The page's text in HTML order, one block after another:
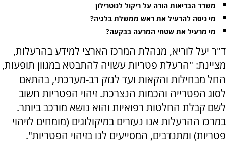
משרד הבריאות הורה על ריקול לנוטרילון
מי ניסה להרעיל את ראש ממשלת בלגיה?
מי מרעיל את שטחי המרעה בבקעה?
ד"ר יעל לוריא, מנהלת המרכז הארצי למידע בהרעלות,
מציינת: "הרעלת פטריות עשויה להתבטא במגוון תופעות,
החל מבחילות והקאות ועד לנזק רב-מערכתי, בהתאם
לסוג הפטרייה והכמות הנצרכת. זיהוי הפטריות חשוב
לשם קבלת החלטות רפואיות והוא נושא מורכב ביותר.
במרכז ההרעלות אנו נעזרים במיקולוגים (מומחים לזיהוי
פטריות) ומתנדבים, המסייעים לנו בזיהוי הפטריות".